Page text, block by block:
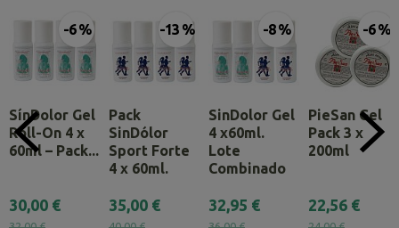
-6 %
SínDolor Gel
Roll-On 4 x
60ml – Pack...
30,00 €
-13 %
Pack
SinDólor
Sport Forte
4 x 60ml.
35,00 €
-8 %
SinDolor Gel
4 x60ml.
Lote
Combinado
32,95 €
-6 %
PieSan Gel
Pack 3 x
200ml
22,56 €